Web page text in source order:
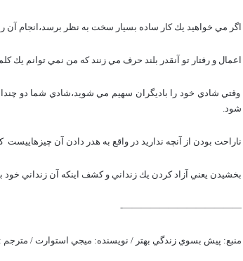
اگر مي خواهيد يك كار ساده بسيار سخت به نظر برسد،انجام آن
اعمال و رفتار تو آنقدر بلند حرف مي زنند كه من نمي توانم يك
وقتي شادي خود را باديگران سهيم مي شويد،شادي شما دو
شود.
ناراحت بودن از آنچه نداريد در واقع به هدر دادن آن چيزهاييست
بخشيدن يعني آزاد كردن يك زنداني و كشف اينكه آن زنداني
—————————————-
منبع: پيش بسوي زندگي بهتر / نويسنده: ميجي استوارت /